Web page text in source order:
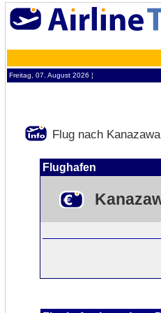
Freitag, 07. August 2026 ¦
Flug nach
Flughafen